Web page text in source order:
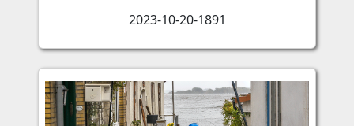
2023-10-20-1891